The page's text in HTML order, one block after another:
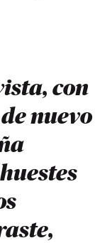
con
nuevo